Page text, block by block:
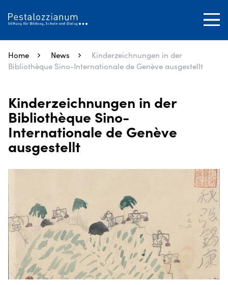
Close
Home News
Kinderzeichnungen in der
Bibliothèque Sino-Internationale de Genève ausgestellt
Kinderzeichnungen in der
Bibliothèque Sino-
Internationale de Genève
ausgestellt